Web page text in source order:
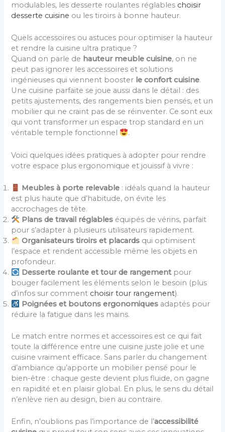
modulables, les desserte roulantes réglables choisir
desserte cuisine ou les tiroirs à bonne hauteur.
Quels accessoires ou astuces pour optimiser la hauteur
et rendre la cuisine ultra pratique ?
Quand on parle de hauteur meuble cuisine, on ne
peut pas ignorer les accessoires et solutions
ingénieuses qui viennent booster le confort cuisine.
Une cuisine parfaite se joue aussi dans le détail : des
petits ajustements, des rangements bien pensés, et un
mobilier qui ne craint pas de se réinventer. Ce sont eux
qui vont transformer un espace trop standard en un
véritable temple fonctionnel
.
Voici quelques idées pratiques à adopter pour rendre
votre espace plus ergonomique et jouissif à vivre :
Meubles à porte relevable : idéals quand la hauteur
est plus haute que d’habitude, on évite les
accrochages de tête.
Plans de travail réglables équipés de vérins, parfait
pour s’adapter à plusieurs utilisateurs rapidement.
Organisateurs tiroirs et placards qui optimisent
l’espace et rendent accessible même les objets en
profondeur.
Desserte roulante et tour de rangementpour
bouger facilement les éléments selon le besoin (plus
d’infos sur comment choisir tour rangement).
Poignées et boutons ergonomiques adaptés pour
réduire la fatigue dans les mains.
Le match entre normes et accessoires est ce qui fait
toute la différence entre une cuisine juste jolie et une
cuisine vraiment efficace. Sans parler du changement
d’ambiance qu’apporte un mobilier pensé pour le
bien-être : chaque geste devient plus fluide, on gagne
en rapidité et en plaisir global. En plus, le sens du détail
n’enlève rien au design, bien au contraire.
Enfin, n’oublions pas l’importance de l’accessibilité